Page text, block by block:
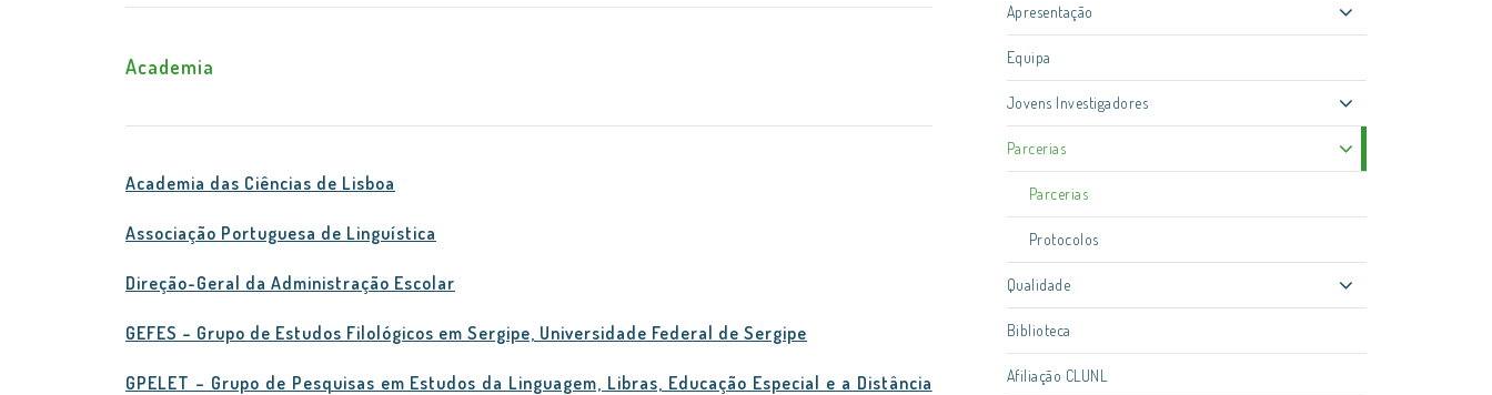
Academia
Academia das Ciências de Lisboa
Associação Portuguesa de Linguística
Direção-Geral da Administração Escolar
GEFES – Grupo de Estudos Filológicos em Sergipe, Universidade Federal de Sergipe
GPELET – Grupo de Pesquisas em Estudos da Linguagem, Libras, Educação Especial e a Distância
Apresentação
Equipa
Jovens Investigadores
Parcerias
Parcerias
Protocolos
Qualidade
Biblioteca
Afiliação CLUNL